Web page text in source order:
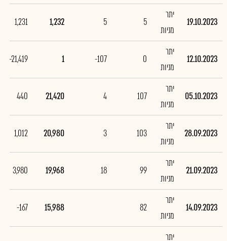
19.10.2023
יתר
מניות
5
5
1,232
1,231
12.10.2023
יתר
מניות
0
-107
1
-21,419
05.10.2023
יתר
מניות
107
4
21,420
440
28.09.2023
יתר
מניות
103
3
20,980
1,012
21.09.2023
יתר
מניות
99
18
19,968
3,980
14.09.2023
יתר
מניות
82
15,988
-167
יתר